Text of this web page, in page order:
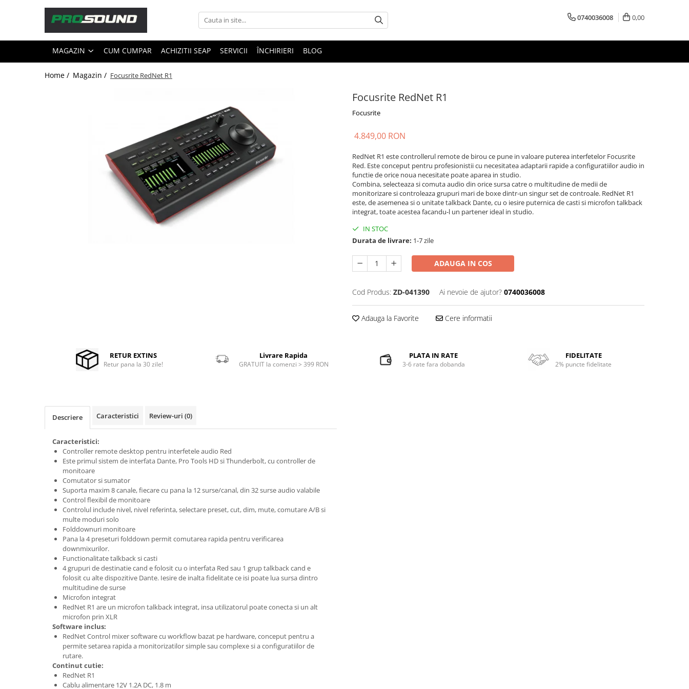
Magazin
Sonorizare / PA
Playere si Recordere
Microfoane wireless si sisteme
Stative de microfon
Accesorii de microfoane
Accesorii de rack
Accesorii echipamente de studio
Controllere MIDI - USB DAW
Controllere monitoare de studio
Convertoare AD/DA
Interfete audio
Interfete MIDI si Cabluri Midi-USB
Microfoane de studio
Monitoare de studio
Preamplificatoare
Protectii antifonice pentru urechi
Recordere de studio
Recordere portabile
Sintetizatoare
0740036008 0,00
MAGAZIN CUM CUMPAR ACHIZITII SEAP SERVICII ÎNCHIRIERI BLOG
Home / Magazin / Focusrite RedNet R1
Focusrite RedNet R1
Focusrite
4.849,00 RON
RedNet R1 este controllerul remote de birou ce pune in valoare puterea interfetelor Focusrite
Red. Este conceput pentru profesionistii cu necesitatea adaptarii rapide a configuratiilor audio in
functie de orice noua necesitate poate aparea in studio.
Combina, selecteaza si comuta audio din orice sursa catre o multitudine de medii de
monitorizare si controleaza grupuri mari de boxe dintr-un singur set de controale. RedNet R1
este, de asemenea si o unitate talkback Dante, cu o iesire puternica de casti si microfon talkback
integrat, toate acestea facandu-l un partener ideal in studio.
IN STOC
Durata de livrare: 1-7 zile
ADAUGA IN COS
Cod Produs: ZD-041390 Ai nevoie de ajutor? 0740036008
Adauga la Favorite Cere informatii
RETUR EXTINS
Retur pana la 30 zile!
Livrare Rapida
GRATUIT la comenzi > 399 RON
PLATA IN RATE
3-6 rate fara dobanda
FIDELITATE
2% puncte fidelitate
Descriere Caracteristici Review-uri (0)
Caracteristici:
Controller remote desktop pentru interfetele audio Red
Este primul sistem de interfata Dante, Pro Tools HD si Thunderbolt, cu controller de
monitoare
Comutator si sumator
Suporta maxim 8 canale, fiecare cu pana la 12 surse/canal, din 32 surse audio valabile
Control flexibil de monitoare
Controlul include nivel, nivel referinta, selectare preset, cut, dim, mute, comutare A/B si
multe moduri solo
Folddownuri monitoare
Pana la 4 preseturi folddown permit comutarea rapida pentru verificarea
downmixurilor.
Functionalitate talkback si casti
4 grupuri de destinatie cand e folosit cu o interfata Red sau 1 grup talkback cand e
folosit cu alte dispozitive Dante. Iesire de inalta fidelitate ce isi poate lua sursa dintro
multitudine de surse
Microfon integrat
RedNet R1 are un microfon talkback integrat, insa utilizatorul poate conecta si un alt
microfon prin XLR
Software inclus:
RedNet Control mixer software cu workflow bazat pe hardware, conceput pentru a
permite setarea rapida a monitorizatilor simple sau complexe si a configuratiilor de
rutare.
Continut cutie:
RedNet R1
Cablu alimentare 12V 1.2A DC, 1.8 m